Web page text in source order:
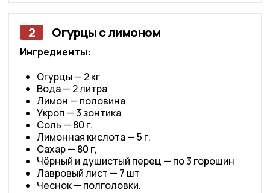
2 Огурцы с лимоном
Ингредиенты:
Огурцы — 2 кг
Вода — 2 литра
Лимон — половина
Укроп — 3 зонтика
Соль — 80 г.
Лимонная кислота — 5 г.
Сахар — 80 г,
Чёрный и душистый перец — по 3 горошин
Лавровый лист — 7 шт
Чеснок — полголовки.